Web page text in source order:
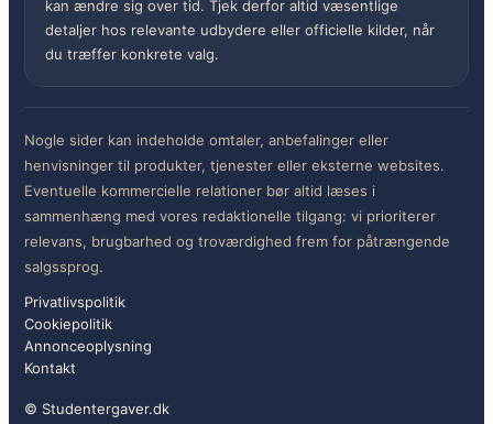
kan ændre sig over tid. Tjek derfor altid væsentlige
detaljer hos relevante udbydere eller officielle kilder, når
du træffer konkrete valg.
Nogle sider kan indeholde omtaler, anbefalinger eller
henvisninger til produkter, tjenester eller eksterne websites.
Eventuelle kommercielle relationer bør altid læses i
sammenhæng med vores redaktionelle tilgang: vi prioriterer
relevans, brugbarhed og troværdighed frem for påtrængende
salgssprog.
Privatlivspolitik
Cookiepolitik
Annonceoplysning
Kontakt
© Studentergaver.dk